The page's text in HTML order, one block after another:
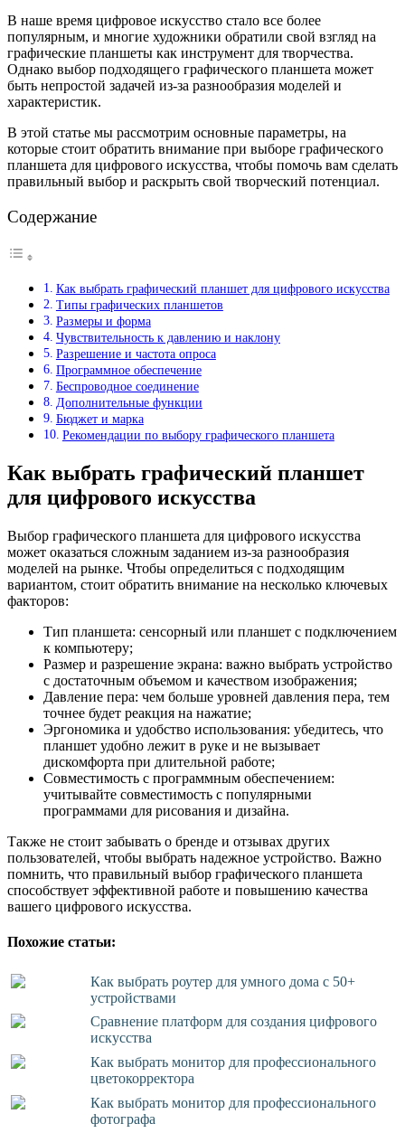
В наше время цифровое искусство стало все более
популярным, и многие художники обратили свой взгляд на
графические планшеты как инструмент для творчества.
Однако выбор подходящего графического планшета может
быть непростой задачей из-за разнообразия моделей и
характеристик.
В этой статье мы рассмотрим основные параметры, на
которые стоит обратить внимание при выборе графического
планшета для цифрового искусства, чтобы помочь вам сделать
правильный выбор и раскрыть свой творческий потенциал.
Содержание
Как выбрать графический планшет для цифрового искусства
Типы графических планшетов
Размеры и форма
Чувствительность к давлению и наклону
Разрешение и частота опроса
Программное обеспечение
Беспроводное соединение
Дополнительные функции
Бюджет и марка
Рекомендации по выбору графического планшета
Как выбрать графический планшет
для цифрового искусства
Выбор графического планшета для цифрового искусства
может оказаться сложным заданием из-за разнообразия
моделей на рынке. Чтобы определиться с подходящим
вариантом, стоит обратить внимание на несколько ключевых
факторов:
Тип планшета: сенсорный или планшет с подключением
к компьютеру;
Размер и разрешение экрана: важно выбрать устройство
с достаточным объемом и качеством изображения;
Давление пера: чем больше уровней давления пера, тем
точнее будет реакция на нажатие;
Эргономика и удобство использования: убедитесь, что
планшет удобно лежит в руке и не вызывает
дискомфорта при длительной работе;
Совместимость с программным обеспечением:
учитывайте совместимость с популярными
программами для рисования и дизайна.
Также не стоит забывать о бренде и отзывах других
пользователей, чтобы выбрать надежное устройство. Важно
помнить, что правильный выбор графического планшета
способствует эффективной работе и повышению качества
вашего цифрового искусства.
Похожие статьи:
Как выбрать роутер для умного дома с 50+
устройствами
Сравнение платформ для создания цифрового
искусства
Как выбрать монитор для профессионального
цветокорректора
Как выбрать монитор для профессионального
фотографа